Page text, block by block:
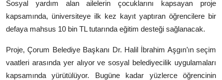
Sosyal yardım alan ailelerin çocuklarını kapsayan proje
kapsamında, üniversiteye ilk kez kayıt yaptıran öğrencilere bir
defaya mahsus 10 bin TL tutarında eğitim desteği sağlanacak.
Proje, Çorum Belediye Başkanı Dr. Halil İbrahim Aşgın’ın seçim
vaatleri arasında yer alıyor ve sosyal belediyecilik uygulamaları
kapsamında yürütülüyor. Bugüne kadar yüzlerce öğrencinin